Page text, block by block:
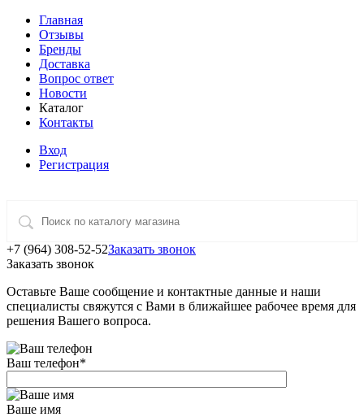
Главная
Отзывы
Бренды
Доставка
Вопрос ответ
Новости
Каталог
Контакты
Вход
Регистрация
+7 (964) 308-52-52Заказать звонок
Заказать звонок
Оставьте Ваше сообщение и контактные данные и наши
специалисты свяжутся с Вами в ближайшее рабочее время для
решения Вашего вопроса.
Ваш телефон*
Ваше имя